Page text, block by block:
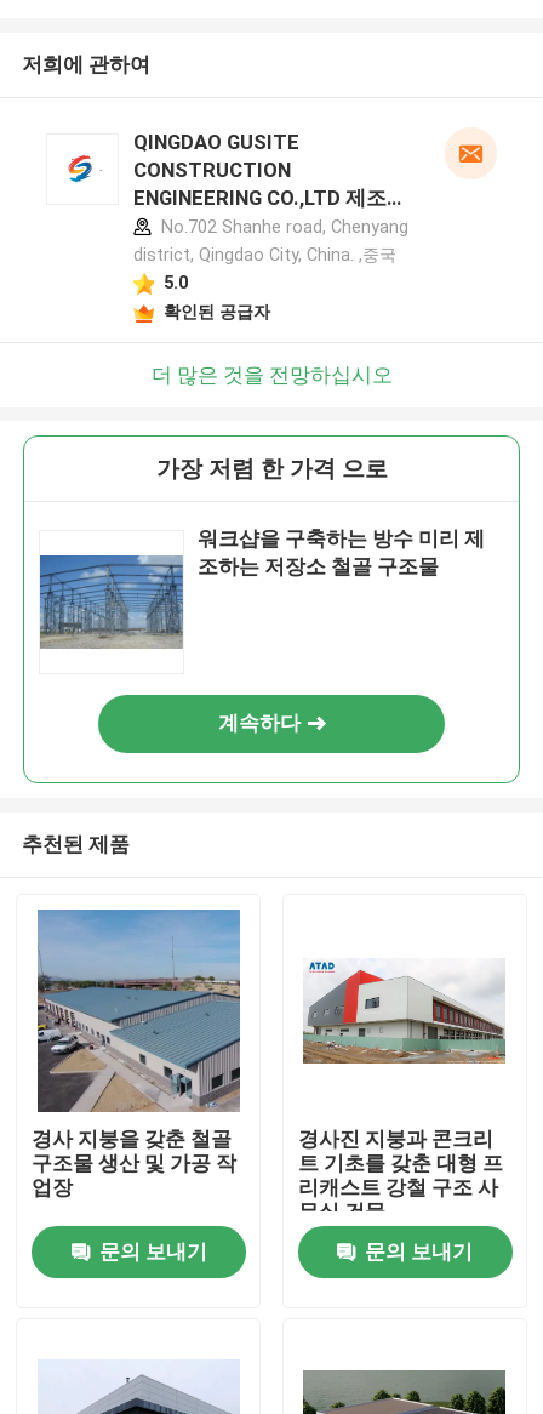
저희에 관하여
QINGDAO GUSITE
CONSTRUCTION
ENGINEERING CO.,LTD 제조업
체 프로필
No.702 Shanhe road, Chenyang
district, Qingdao City, China. ,중국
5.0
확인된 공급자
더 많은 것을 전망하십시오
가장 저렴 한 가격 으로
워크샵을 구축하는 방수 미리 제
조하는 저장소 철골 구조물
계속하다
추천된 제품
경사 지붕을 갖춘 철골
구조물 생산 및 가공 작
업장
문의 보내기
경사진 지붕과 콘크리
트 기초를 갖춘 대형 프
리캐스트 강철 구조 사
무실 건물
문의 보내기